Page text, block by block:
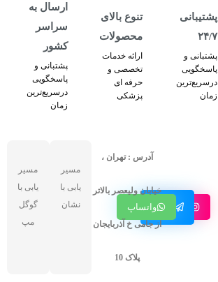
پشتیبانی
۲۴/۷
پشتبانی و
پاسخگویی
درسریع‌ترین
زمان
تنوع بالای
محصولات
ارائه خدمات
تخصصی و
حرفه ای
پزشکی
ارسال به
سراسر
کشور
پشتبانی و
پاسخگویی
درسریع‌ترین
زمان
اینستاگرام
کانال
تلگرامواتساپ
آدرس : تهران ،
خیابان ولیعصر بالاتر
از جامی خ آذربایجان
پلاک 10
مسیر
یابی با
نشان
مسیر
یابی با
گوگل
مپ